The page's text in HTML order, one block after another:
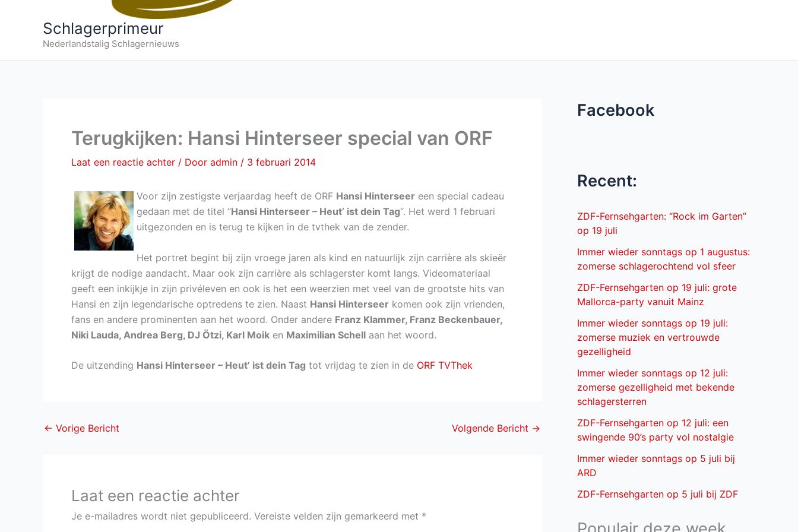
Schlagerprimeur
Nederlandstalig Schlagernieuws
Terugkijken: Hansi Hinterseer special van ORF
Laat een reactie achter / Door admin / 3 februari 2014
Voor zijn zestigste verjaardag heeft de ORF Hansi Hinterseer een special cadeau
gedaan met de titel “Hansi Hinterseer – Heut’ ist dein Tag“. Het werd 1 februari
uitgezonden en is terug te kijken in de tvthek van de zender.
Het portret begint bij zijn vroege jaren als kind en natuurlijk zijn carrière als skieër
krijgt de nodige aandacht. Maar ook zijn carrière als schlagerster komt langs. Videomateriaal
geeft een inkijkje in zijn privéleven en ook is het een weerzien met veel van de grootste hits van
Hansi en zijn legendarische optredens te zien. Naast Hansi Hinterseer komen ook zijn vrienden,
fans en andere prominenten aan het woord. Onder andere Franz Klammer, Franz Beckenbauer,
Niki Lauda, Andrea Berg, DJ Ötzi, Karl Moik en Maximilian Schell aan het woord.
De uitzending Hansi Hinterseer – Heut’ ist dein Tag tot vrijdag te zien in de ORF TVThek
← Vorige Bericht Volgende Bericht →
Laat een reactie achter
Je e-mailadres wordt niet gepubliceerd. Vereiste velden zijn gemarkeerd met *
Facebook
Recent:
ZDF-Fernsehgarten: “Rock im Garten”
op 19 juli
Immer wieder sonntags op 1 augustus:
zomerse schlagerochtend vol sfeer
ZDF-Fernsehgarten op 19 juli: grote
Mallorca-party vanuit Mainz
Immer wieder sonntags op 19 juli:
zomerse muziek en vertrouwde
gezelligheid
Immer wieder sonntags op 12 juli:
zomerse gezelligheid met bekende
schlagersterren
ZDF-Fernsehgarten op 12 juli: een
swingende 90’s party vol nostalgie
Immer wieder sonntags op 5 juli bij
ARD
ZDF-Fernsehgarten op 5 juli bij ZDF